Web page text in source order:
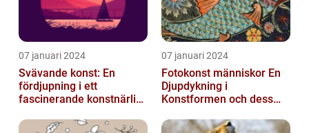
07 januari 2024
Svävande konst: En
fördjupning i ett
fascinerande konstnärligt
07 januari 2024
Fotokonst människor En
Djupdykning i
Konstformen och dess